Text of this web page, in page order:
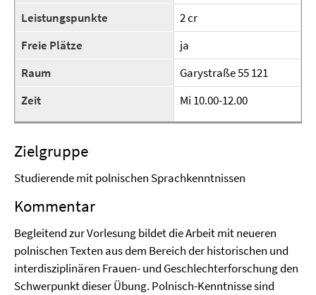
Leistungspunkte
2 cr
Freie Plätze
ja
Raum
Garystraße 55 121
Zeit
Mi 10.00-12.00
Zielgruppe
Studierende mit polnischen Sprachkenntnissen
Kommentar
Begleitend zur Vorlesung bildet die Arbeit mit neueren
polnischen Texten aus dem Bereich der historischen und
interdisziplinären Frauen- und Geschlechterforschung den
Schwerpunkt dieser Übung. Polnisch-Kenntnisse sind